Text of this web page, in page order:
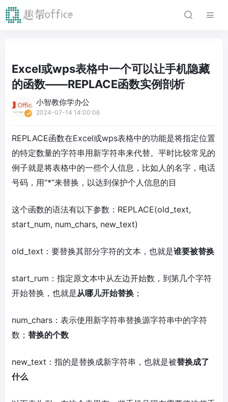
Excel或wps表格中一个可以让手机隐藏
的函数——REPLACE函数实例剖析
小智教你学办公
2024-07-14 14:00:06
REPLACE函数在Excel或wps表格中的功能是将指定位置
的特定数量的字符串用新字符串来代替。平时比较常见的
例子就是将表格中的一些个人信息，比如人的名字，电话
号码，用“*”来替换，以达到保护个人信息的目
这个函数的语法有以下参数：REPLACE(old_text,
start_num, num_chars, new_text)
old_text：要替换其部分字符的文本，也就是谁要被替换
start_rum：指定原文本中从左边开始数，到第几个字符
开始替换，也就是从哪儿开始替换 ；
num_chars：表示使用新字符串替换源字符串中的字符
数； 替换的个数
new_text：指的是替换成新字符串，也就是被替换成了
什么